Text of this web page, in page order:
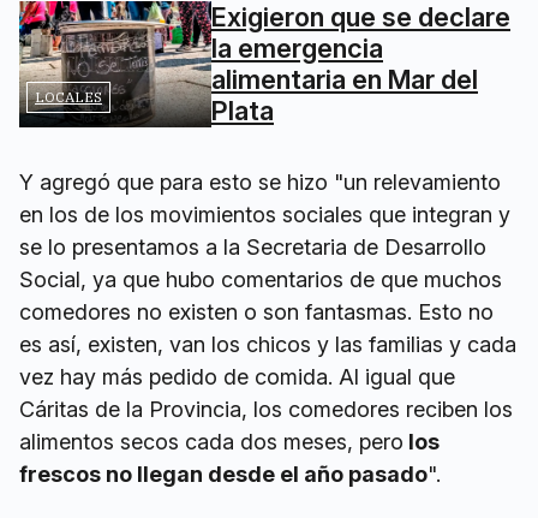
LOCALES
Exigieron que se declare
la emergencia
alimentaria en Mar del
Plata
Y agregó que para esto se hizo "un relevamiento
en los de los movimientos sociales que integran y
se lo presentamos a la Secretaria de Desarrollo
Social, ya que hubo comentarios de que muchos
comedores no existen o son fantasmas. Esto no
es así, existen, van los chicos y las familias y cada
vez hay más pedido de comida. Al igual que
Cáritas de la Provincia, los comedores reciben los
alimentos secos cada dos meses, pero los
frescos no llegan desde el año pasado".